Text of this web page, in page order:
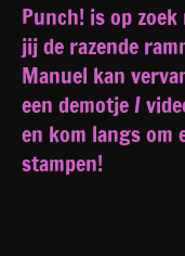
Punch! is op
jij de razende
Manuel kan
een demotje /
en kom langs om
stampen!